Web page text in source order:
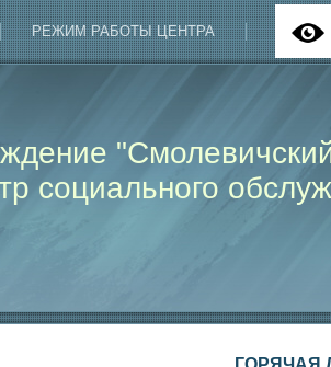
РЕЖИМ РАБОТЫ ЦЕНТРА НАШИ
социального